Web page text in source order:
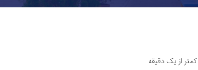
کمتر از یک دقیقه